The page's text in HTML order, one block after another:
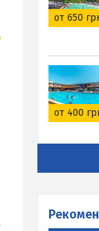
от 650
от 400